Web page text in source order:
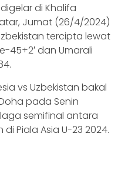
di Khalifa
Jumat (26/4/2024)
tercipta lewat
45+2′ dan Umarali
vs Uzbekistan bakal
pada Senin
semifinal antara
Piala Asia U-23 2024.